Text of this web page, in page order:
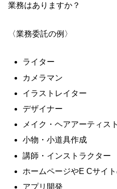
業務はありますか？
〈業務委託の例〉
ライター
カメラマン
イラストレイター
デザイナー
メイク・ヘアアーティスト
小物・小道具作成
講師・インストラクター
ホームページやE Cサイ
アプリ開発